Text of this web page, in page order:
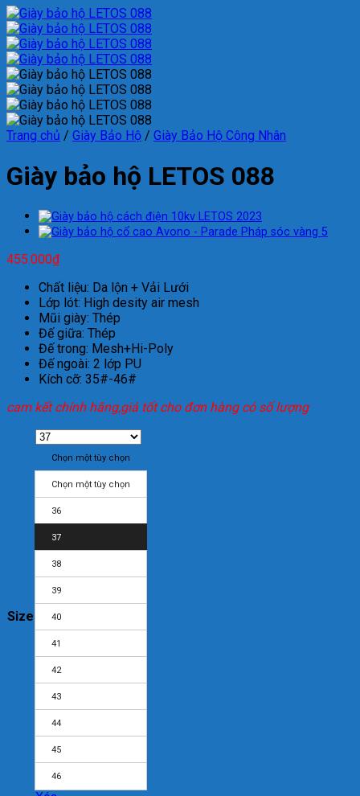
Trang chủ / Giày Bảo Hộ / Giày Bảo Hộ Công Nhân
Giày bảo hộ LETOS 088
455.000₫
Chất liệu: Da lộn + Vải Lưới
Lớp lót: High desity air mesh
Mũi giày: Thép
Đế giữa: Thép
Đế trong: Mesh+Hi-Poly
Đế ngoài: 2 lớp PU
Kích cỡ: 35#-46#
cam kết chính hãng,giá tốt cho đơn hàng có số lượng
Size
Chọn một tùy chọn
Chọn một tùy chọn
36
37
38
39
40
41
42
43
44
45
46